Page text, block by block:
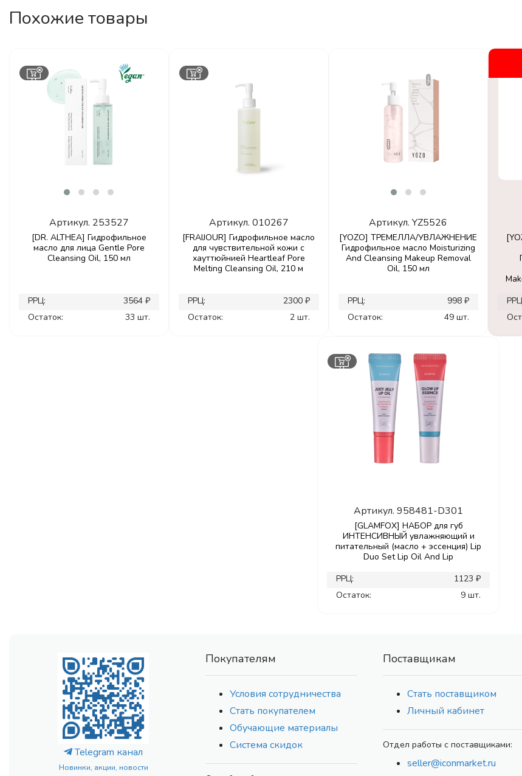
Похожие товары
Артикул. 253527
[DR. ALTHEA] Гидрофильное
масло для лица Gentle Pore
Cleansing Oil, 150 мл
РРЦ:
3564 ₽
Остаток:
33 шт.
Артикул. 010267
[FRAIJOUR] Гидрофильное масло
для чувствительной кожи с
хауттюйнией Heartleaf Pore
Melting Cleansing Oil, 210 м
РРЦ:
2300 ₽
Остаток:
2 шт.
Артикул.YZ5526
[YOZO] ТРЕМЕЛЛА/УВЛАЖНЕНИЕ
Гидрофильное масло Moisturizing
And Cleansing Makeup Removal
Oil, 150 мл
РРЦ:
998 ₽
Остаток:
49 шт.
Артикул. 958481-D301
[GLAMFOX] НАБОР для губ
ИНТЕНСИВНЫЙ увлажняющий и
питательный (масло + эссенция) Lip
Duo Set Lip Oil And Lip
РРЦ:
1123 ₽
Остаток:
9 шт.
Telegram канал
Новинки, акции, новости
Покупателям
Условия сотрудничества
Стать покупателем
Обучающие материалы
Система скидок
Поставщикам
Стать поставщиком
Личный кабинет
Отдел работы с поставщиками:
seller@iconmarket.ru